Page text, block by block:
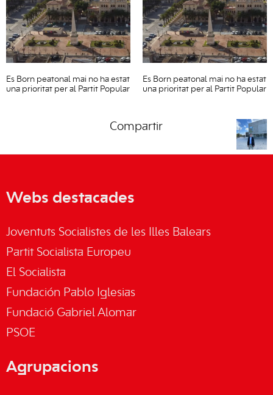
Es Born peatonal mai no ha estat
una prioritat per al Partit Popular
Es Born peatonal mai no ha estat
una prioritat per al Partit Popular
Compartir
Webs destacades
Joventuts Socialistes de les Illes Balears
Partit Socialista Europeu
El Socialista
Fundación Pablo Iglesias
Fundació Gabriel Alomar
PSOE
Agrupacions